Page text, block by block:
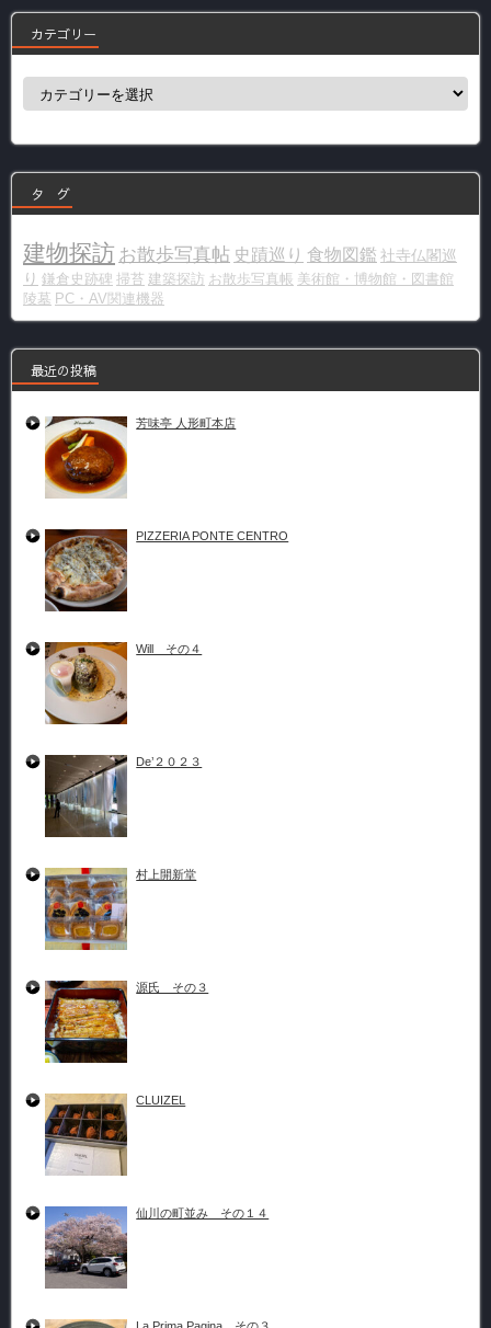
カテゴリー
カ
ー
タ グ
建物探訪 お散歩写真帖 史蹟巡り 食物図鑑 社寺仏閣巡
り 鎌倉史跡碑 掃苔 建築探訪 お散歩写真帳 美術館・博物館・図書館
陵墓 PC・AV関連機器
最近の投稿
芳味亭 人形町本店
PIZZERIA PONTE CENTRO
Will その４
De’２０２３
村上開新堂
源氏 その３
CLUIZEL
仙川の町並み その１４